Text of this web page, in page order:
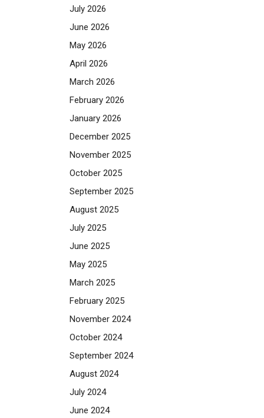
July 2026
June 2026
May 2026
April 2026
March 2026
February 2026
January 2026
December 2025
November 2025
October 2025
September 2025
August 2025
July 2025
June 2025
May 2025
March 2025
February 2025
November 2024
October 2024
September 2024
August 2024
July 2024
June 2024